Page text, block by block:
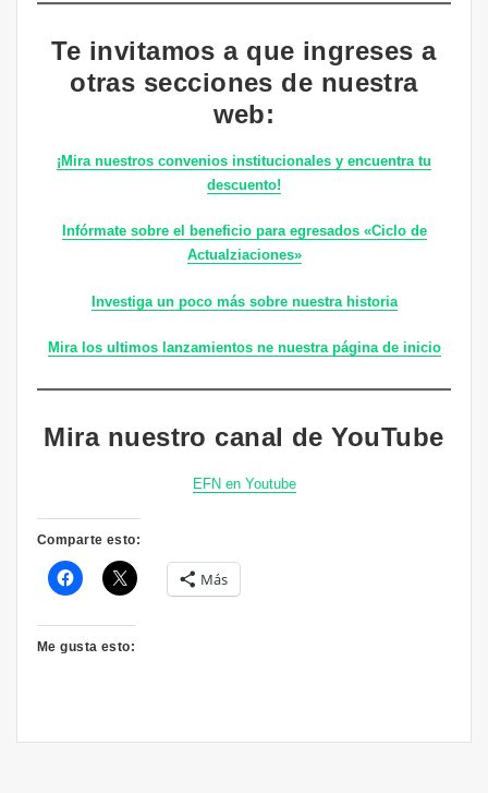
Te invitamos a que ingreses a
otras secciones de nuestra
web:
¡Mira nuestros convenios institucionales y encuentra tu
descuento!
Infórmate sobre el beneficio para egresados «Ciclo de
Actualziaciones»
Investiga un poco más sobre nuestra historia
Mira los ultimos lanzamientos ne nuestra página de inicio
Mira nuestro canal de YouTube
EFN en Youtube
Comparte esto:
Más
Me gusta esto: